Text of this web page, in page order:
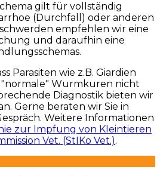
gilt für vollständig
(Durchfall) oder anderen
empfehlen wir eine
und daraufhin eine
Parasiten wie z.B. Giardien
Wurmkuren nicht
Diagnostik bieten wir
Gerne beraten wir Sie in
Weitere Informationen
zur Impfung von Kleintieren
Vet. (StIKo Vet.).